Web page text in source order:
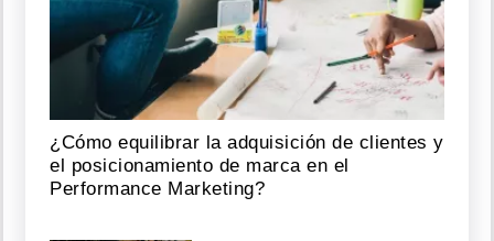
¿Cómo equilibrar la adquisición de clientes y
el posicionamiento de marca en el
Performance Marketing?